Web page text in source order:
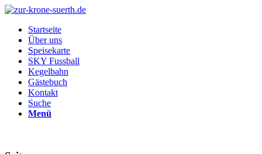
Startseite
Über uns
Speisekarte
SKY Fussball
Kegelbahn
Gästebuch
Kontakt
Suche
Menü